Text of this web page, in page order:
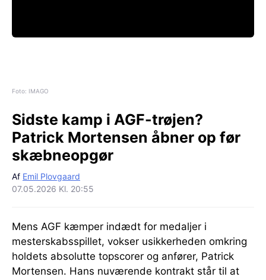
Foto: IMAGO
Sidste kamp i AGF-trøjen?
Patrick Mortensen åbner op før
skæbneopgør
Af Emil Plovgaard
07.05.2026 Kl. 20:55
Mens AGF kæmper indædt for medaljer i
mesterskabsspillet, vokser usikkerheden omkring
holdets absolutte topscorer og anfører, Patrick
Mortensen. Hans nuværende kontrakt står til at